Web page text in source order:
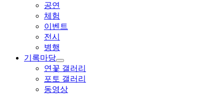
공연
체험
이벤트
전시
병행
기록마당
연꽃 갤러리
포토 갤러리
동영상